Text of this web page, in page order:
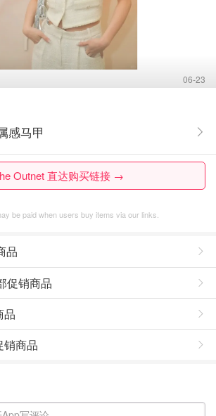
06-23
感马甲
Outnet 直达购买链接 →
be paid when users buy items via our links.
品
促销商品
品
销商品